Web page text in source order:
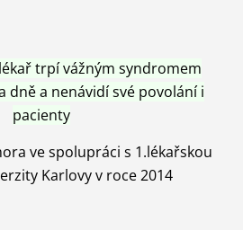
trpí vážným syndromem
dně a nenávidí své povolání i
pacienty
ve spolupráci s 1.lékařskou
Karlovy v roce 2014